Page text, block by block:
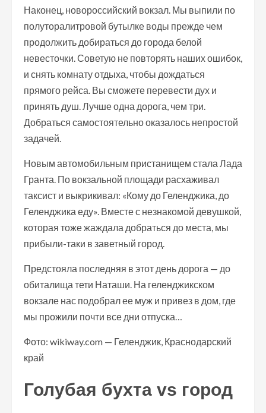
Наконец, новороссийский вокзал. Мы выпили по
полуторалитровой бутылке воды прежде чем
продолжить добираться до города белой
невесточки. Советую не повторять наших ошибок,
и снять комнату отдыха, чтобы дождаться
прямого рейса. Вы сможете перевести дух и
принять душ. Лучше одна дорога, чем три.
Добраться самостоятельно оказалось непростой
задачей.
Новым автомобильным пристанищем стала Лада
Гранта. По вокзальной площади расхаживал
таксист и выкрикивал: «Кому до Геленджика, до
Геленджика еду». Вместе с незнакомой девушкой,
которая тоже жаждала добраться до места, мы
прибыли-таки в заветный город.
Предстояла последняя в этот день дорога — до
обиталища тети Наташи. На геленджикском
вокзале нас подобрал ее муж и привез в дом, где
мы прожили почти все дни отпуска…
Фото: wikiway.com — Геленджик, Краснодарский
край
Голубая бухта vs город